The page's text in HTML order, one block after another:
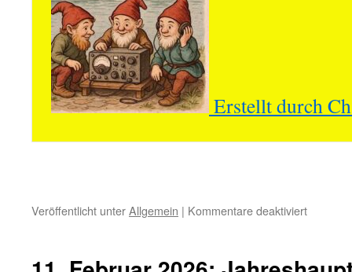
Erstellt durch
Veröffentlicht unterAllgemein | Kommentare deaktiviertfür